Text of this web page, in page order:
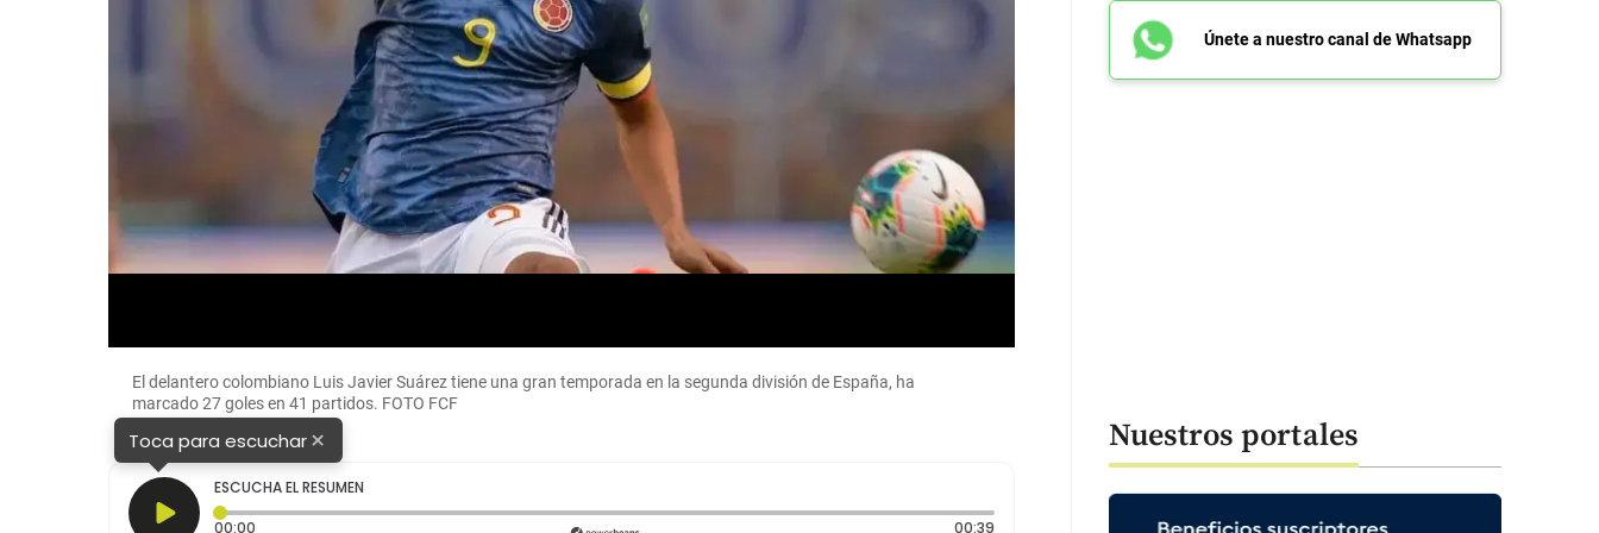
El delantero colombiano Luis Javier Suárez tiene una gran temporada en la segunda división de España, ha
marcado 27 goles en 41 partidos. FOTO FCF
Toca para escuchar×
ESCUCHA EL RESUMEN
00:00
00:39Duración: 39 segundos
Únete a nuestro canal de Whatsapp
Nuestros portales